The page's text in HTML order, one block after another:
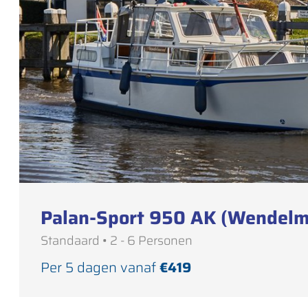
Palan-Sport 950 AK
Standaard • 2 - 6 Personen
Per 5 dagen vanaf€419